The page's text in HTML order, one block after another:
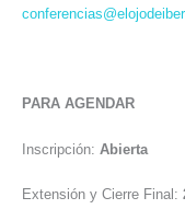
PARA AGENDAR
Inscripción: Abierta
Extensión y Cierre Final: